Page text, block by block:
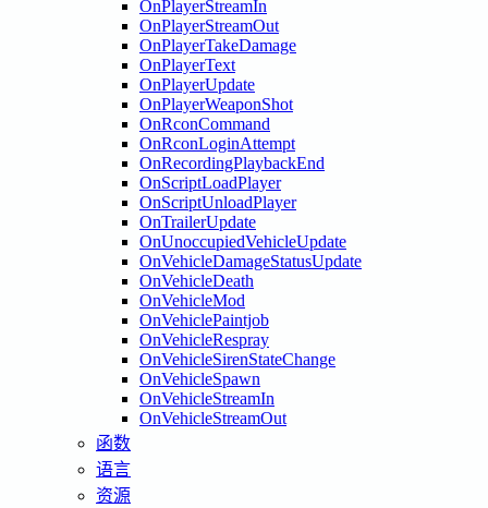
OnPlayerStreamIn
OnPlayerStreamOut
OnPlayerTakeDamage
OnPlayerText
OnPlayerUpdate
OnPlayerWeaponShot
OnRconCommand
OnRconLoginAttempt
OnRecordingPlaybackEnd
OnScriptLoadPlayer
OnScriptUnloadPlayer
OnTrailerUpdate
OnUnoccupiedVehicleUpdate
OnVehicleDamageStatusUpdate
OnVehicleDeath
OnVehicleMod
OnVehiclePaintjob
OnVehicleRespray
OnVehicleSirenStateChange
OnVehicleSpawn
OnVehicleStreamIn
OnVehicleStreamOut
函数
语言
资源